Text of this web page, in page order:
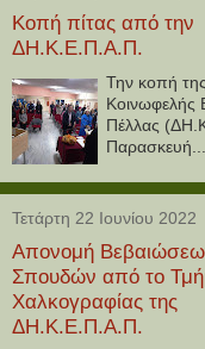
Κοπή πίτας από την
ΔΗ.Κ.Ε.Π.Α.Π.
Την κοπή
Κοινωφελής
Πέλλας
Παρασκευή...
Τετάρτη 22 Ιουνίου 2022
Απονομή
Σπουδών από το
Χαλκογραφίας της
ΔΗ.Κ.Ε.Π.Α.Π.